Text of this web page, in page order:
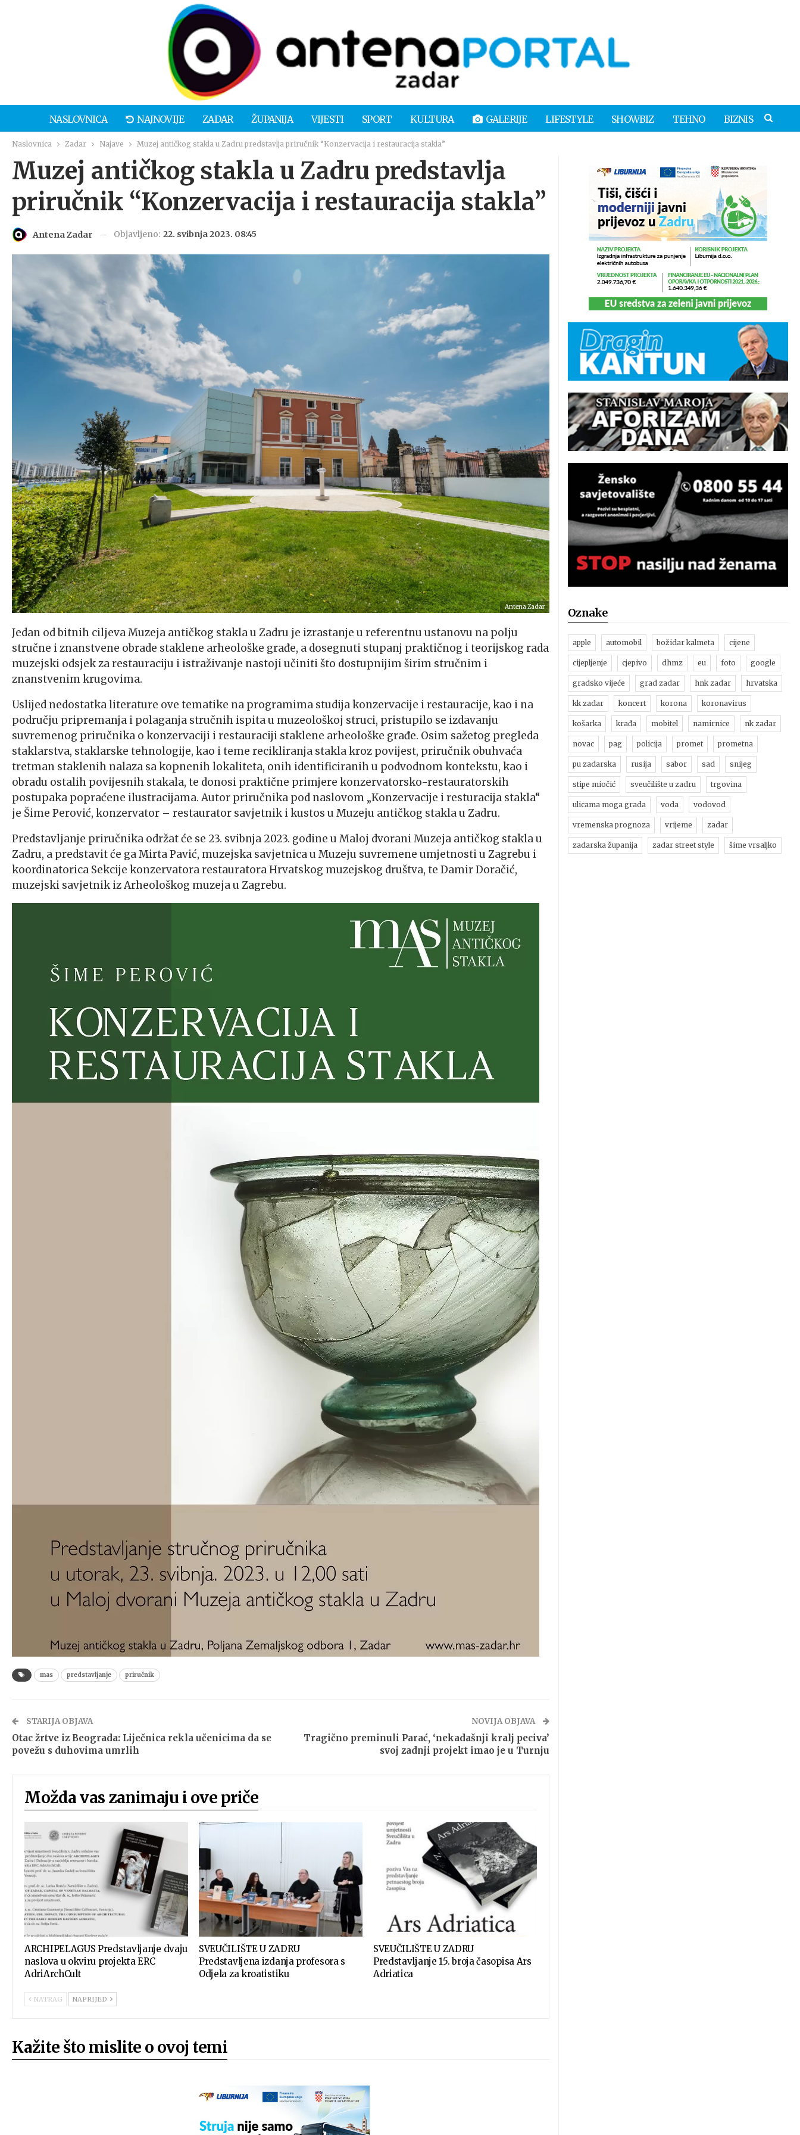
NASLOVNICA NAJNOVIJE ZADAR ŽUPANIJA VIJESTI SPORT KULTURA GALERIJE LIFESTYLE SHOWBIZ TEHNO BIZNIS
Naslovnica Zadar Najave Muzej antičkog stakla u Zadru predstavlja priručnik “Konzervacija i restauracija stakla”
Muzej antičkog stakla u Zadru predstavlja
priručnik “Konzervacija i restauracija stakla”
Antena Zadar Objavljeno: 22. svibnja 2023. 08:45
Antena Zadar
Jedan od bitnih ciljeva Muzeja antičkog stakla u Zadru je izrastanje u referentnu ustanovu na polju
stručne i znanstvene obrade staklene arheološke građe, a dosegnuti stupanj praktičnog i teorijskog rada
muzejski odsjek za restauraciju i istraživanje nastoji učiniti što dostupnijim širim stručnim i
znanstvenim krugovima.
Uslijed nedostatka literature ove tematike na programima studija konzervacije i restauracije, kao i na
području pripremanja i polaganja stručnih ispita u muzeološkoj struci, pristupilo se izdavanju
suvremenog priručnika o konzervaciji i restauraciji staklene arheološke građe. Osim sažetog pregleda
staklarstva, staklarske tehnologije, kao i teme recikliranja stakla kroz povijest, priručnik obuhvaća
tretman staklenih nalaza sa kopnenih lokaliteta, onih identificiranih u podvodnom kontekstu, kao i
obradu ostalih povijesnih stakala, te donosi praktične primjere konzervatorsko-restauratorskih
postupaka popraćene ilustracijama. Autor priručnika pod naslovom „Konzervacije i resturacija stakla“
je Šime Perović, konzervator – restaurator savjetnik i kustos u Muzeju antičkog stakla u Zadru.
Predstavljanje priručnika održat će se 23. svibnja 2023. godine u Maloj dvorani Muzeja antičkog stakla u
Zadru, a predstavit će ga Mirta Pavić, muzejska savjetnica u Muzeju suvremene umjetnosti u Zagrebu i
koordinatorica Sekcije konzervatora restauratora Hrvatskog muzejskog društva, te Damir Doračić,
muzejski savjetnik iz Arheološkog muzeja u Zagrebu.
mas predstavljanje priručnik
STARIJA OBJAVA
Otac žrtve iz Beograda: Liječnica rekla učenicima da se
povežu s duhovima umrlih
NOVIJA OBJAVA
Tragično preminuli Parać, ‘nekadašnji kralj peciva’
svoj zadnji projekt imao je u Turnju
Možda vas zanimaju i ove priče
ARCHIPELAGUS Predstavljanje dvaju
naslova u okviru projekta ERC
AdriArchCult
SVEUČILIŠTE U ZADRU
Predstavljena izdanja profesora s
Odjela za kroatistiku
SVEUČILIŠTE U ZADRU
Predstavljanje 15. broja časopisa Ars
Adriatica
NATRAG NAPRIJED
Kažite što mislite o ovoj temi
Oznake
apple automobil božidar kalmeta cijene
cijepljenje cjepivo dhmz eu foto google
gradsko vijeće grad zadar hnk zadar hrvatska
kk zadar koncert korona koronavirus
košarka krađa mobitel namirnice nk zadar
novac pag policija promet prometna
pu zadarska rusija sabor sad snijeg
stipe miočić sveučilište u zadru trgovina
ulicama moga grada voda vodovod
vremenska prognoza vrijeme zadar
zadarska županija zadar street style šime vrsaljko